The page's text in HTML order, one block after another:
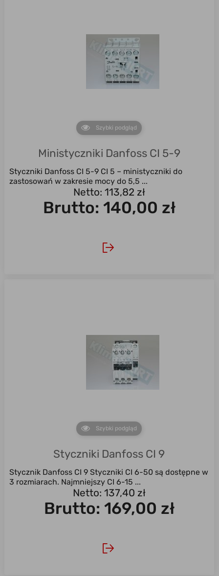
Szybki podgląd
Ministyczniki Danfoss CI 5-9
Styczniki Danfoss CI 5-9 CI 5 – ministyczniki do
zastosowań w zakresie mocy do 5,5 ...
Netto: 113,82 zł
Brutto: 140,00 zł
Szybki podgląd
Styczniki Danfoss CI 9
Stycznik Danfoss CI 9 Styczniki CI 6-50 są dostępne w
3 rozmiarach. Najmniejszy CI 6-15 ...
Netto: 137,40 zł
Brutto: 169,00 zł